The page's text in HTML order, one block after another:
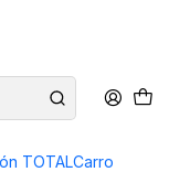
TOTALCarro
1 KILO - HECHO EN